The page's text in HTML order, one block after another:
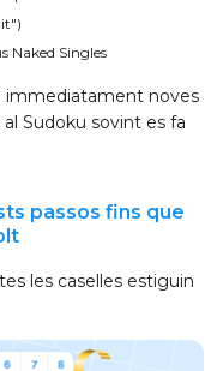
Naked Singles
immediatament noves
Sudoku sovint es fa
passos fins que
les caselles estiguin